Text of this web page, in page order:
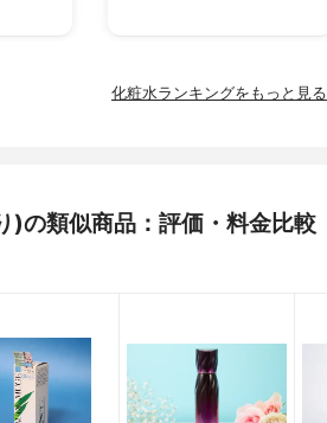
化粧水ランキングをもっと見る
の類似商品：評価・料金比較